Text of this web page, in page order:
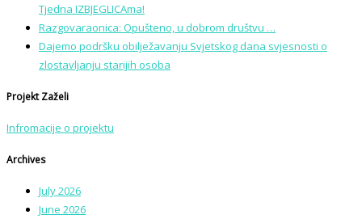
Tjedna IZBJEGLICAma!
Razgovaraonica: Opušteno, u dobrom društvu …
Dajemo podršku obilježavanju Svjetskog dana svjesnosti o
zlostavljanju starijih osoba
Projekt Zaželi
Infromacije o projektu
Archives
July 2026
June 2026